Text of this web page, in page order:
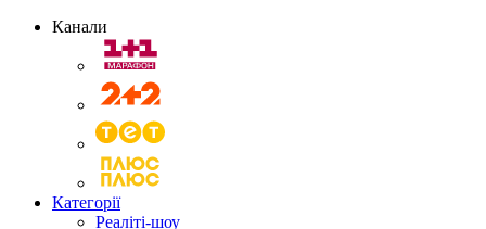
Канали
Категорії
Реаліті-шоу